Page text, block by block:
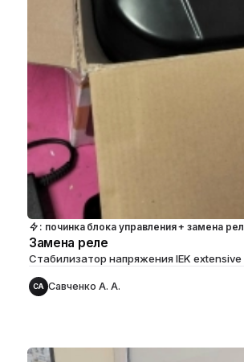
: починка блока управления + замена
Замена реле
Стабилизатор напряжения IEK extensive
СА Савченко А. А.